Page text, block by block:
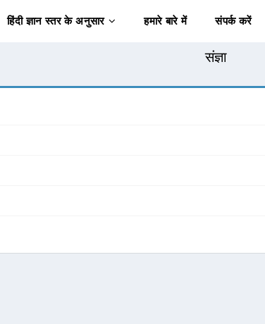
हिंदी ज्ञान स्तर के अनुसार हमारे बारे में संपर्क करें
संज्ञा